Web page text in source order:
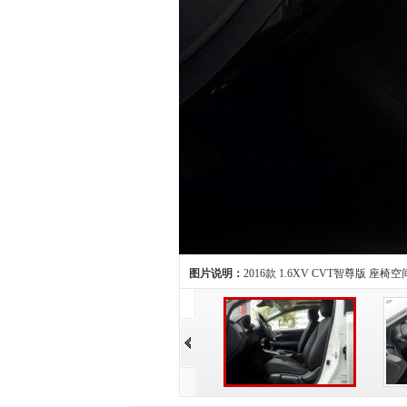
图片说明： 2016款 1.6XV CVT智尊版 座椅空